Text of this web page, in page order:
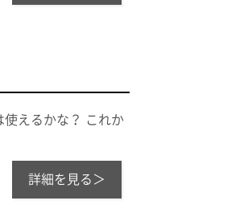
えるかな？ これか
詳細を見る＞